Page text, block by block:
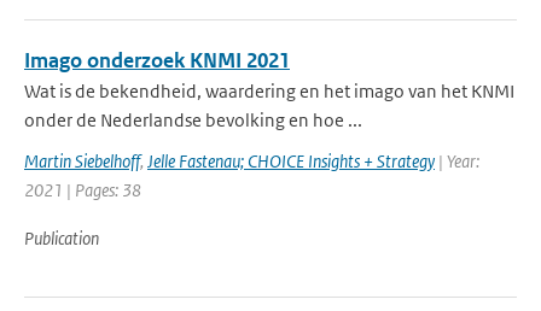
Imago onderzoek KNMI 2021
Wat is de bekendheid, waardering en het imago van het KNMI
onder de Nederlandse bevolking en hoe ...
Martin Siebelhoff, Jelle Fastenau; CHOICE Insights + Strategy | Year:
2021 | Pages: 38
Publication